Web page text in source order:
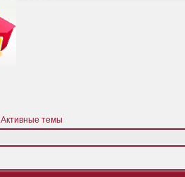
Активные темы